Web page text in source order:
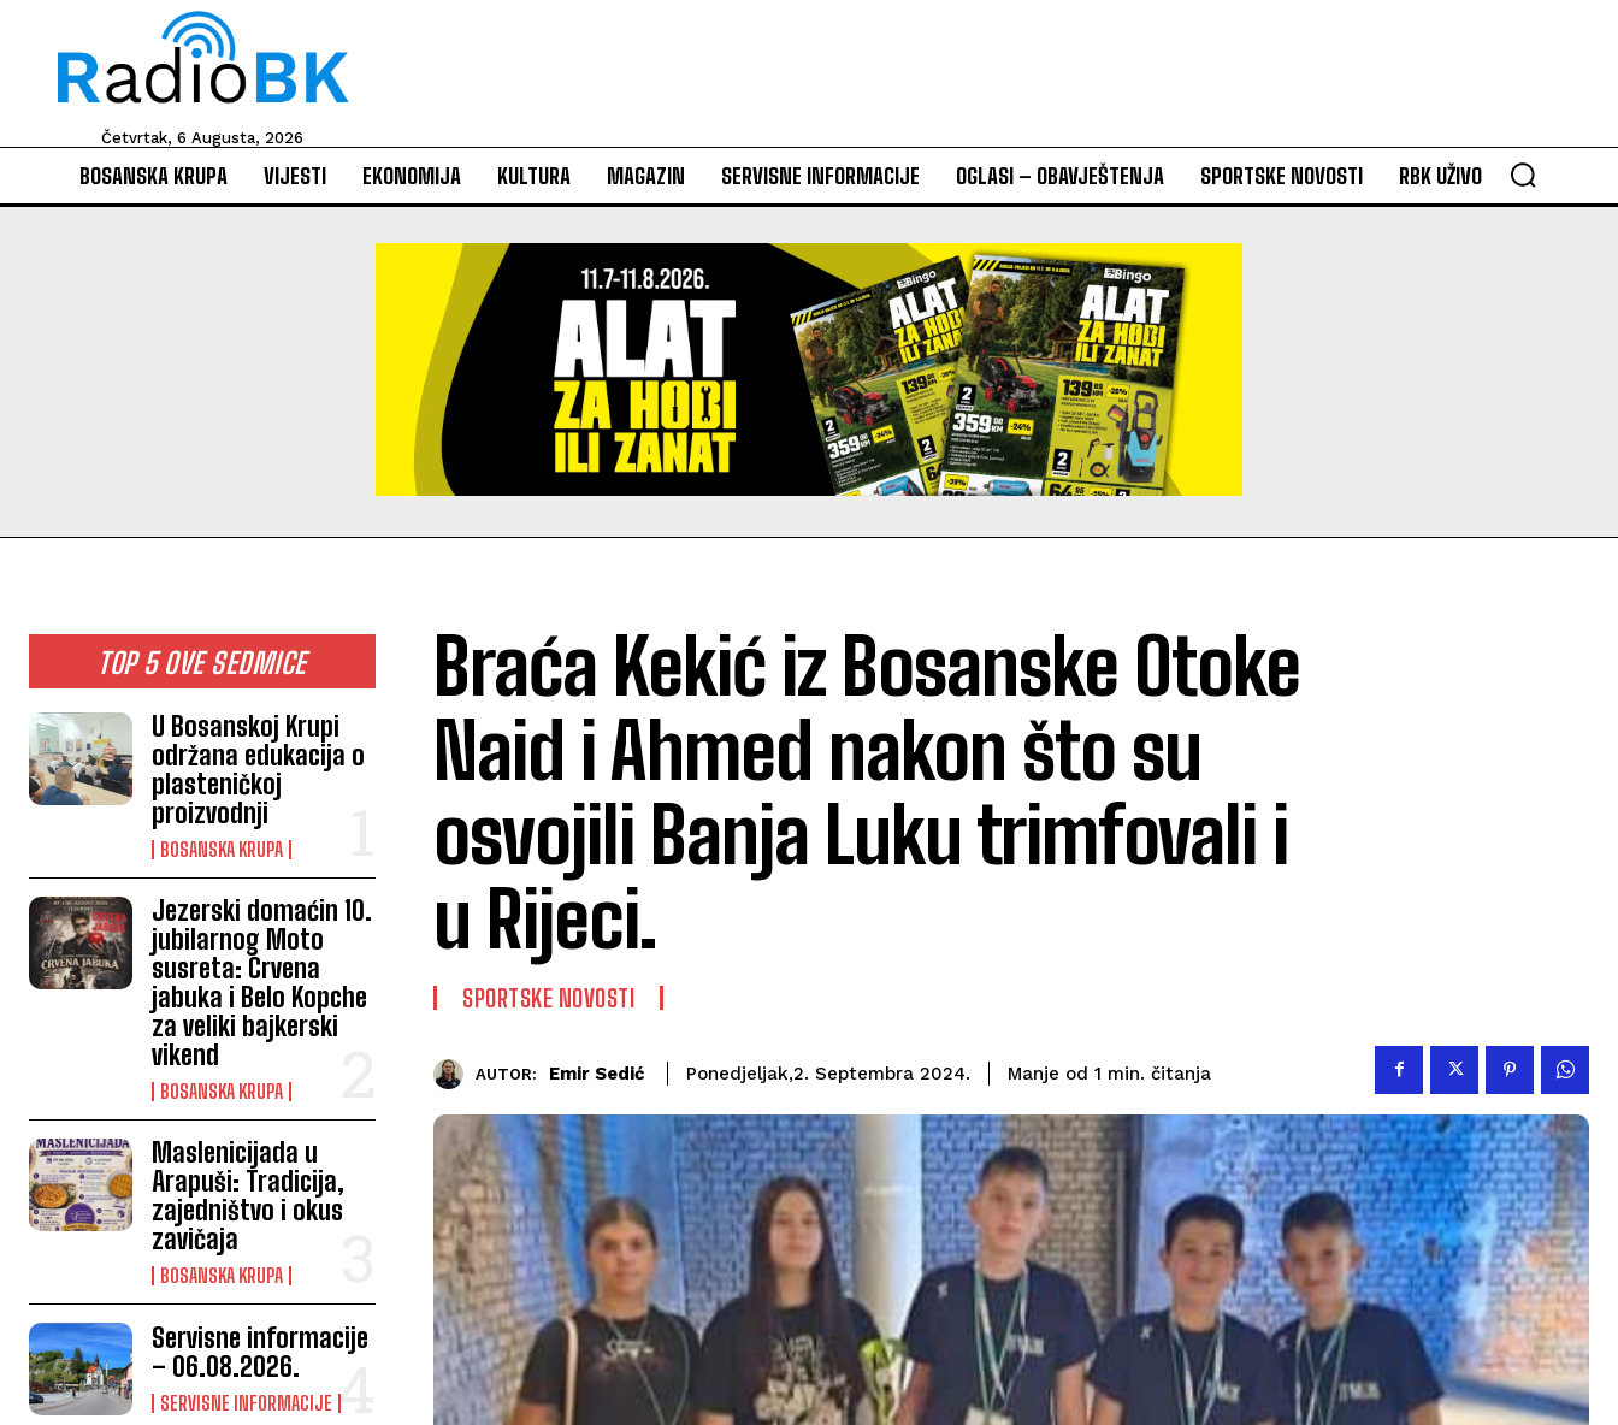
Četvrtak, 6 Augusta, 2026
BOSANSKA KRUPA VIJESTI EKONOMIJA KULTURA MAGAZIN SERVISNE INFORMACIJE OGLASI – OBAVJEŠTENJA SPORTSKE NOVOSTI RBK UŽIVO
TOP 5 OVE SEDMICE
U Bosanskoj Krupi
održana edukacija o
plasteničkoj
proizvodnji
BOSANSKA KRUPA
Jezerski domaćin 10.
jubilarnog Moto
susreta: Crvena
jabuka i Belo Kopche
za veliki bajkerski
vikend
BOSANSKA KRUPA
Maslenicijada u
Arapuši: Tradicija,
zajedništvo i okus
zavičaja
BOSANSKA KRUPA
Servisne informacije
– 06.08.2026.
SERVISNE INFORMACIJE
Braća Kekić iz Bosanske Otoke
Naid i Ahmed nakon što su
osvojili Banja Luku trimfovali i
u Rijeci.
SPORTSKE NOVOSTI
AUTOR: Emir Sedić Ponedjeljak,2. Septembra 2024. Manje od 1 min. čitanja